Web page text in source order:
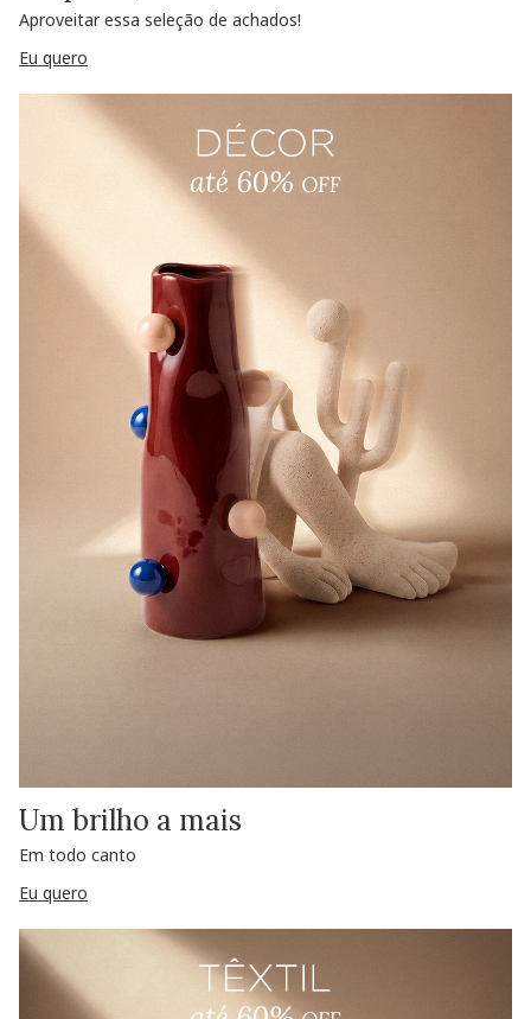
Aproveitar essa seleção de achados!
Eu quero
Um brilho a mais
Em todo canto
Eu quero